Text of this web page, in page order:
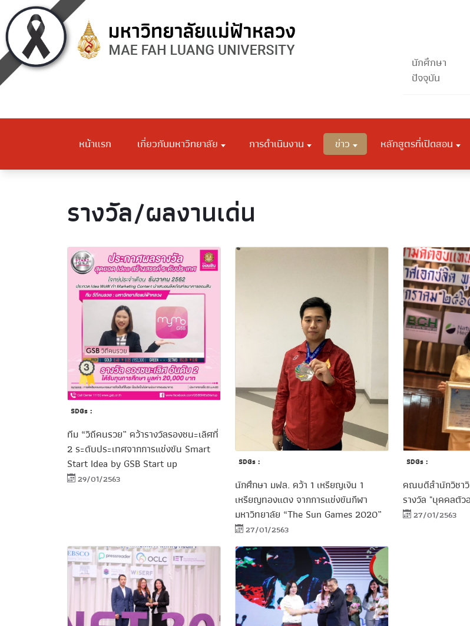
นักศึกษา
ปัจจุบัน
หน้าแรก เกี่ยวกับมหาวิทยาลัย การดำเนินงาน ข่าว หลักสูตรที่เปิดสอน
รางวัล/ผลงานเด่น
SDGs :
ทีม “วิถีคนรวย” คว้ารางวัลรองชนะเลิศที่
2 ระดับประเทศจากการแข่งขัน Smart
Start Idea by GSB Start up
29/01/2563
SDGs :
นักศึกษา มฟล. คว้า 1 เหรียญเงิน 1
เหรียญทองแดง จากการแข่งขันกีฬา
มหาวิทยาลัย “The Sun Games 2020”
27/01/2563
SDGs :
คณบดีสำนักวิชา
รางวัล "บุคคลตัว
27/01/2563